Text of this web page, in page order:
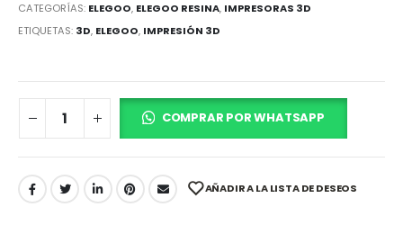
CATEGORÍAS: ELEGOO, ELEGOO RESINA, IMPRESORAS 3D
ETIQUETAS: 3D, ELEGOO, IMPRESIÓN 3D
COMPRAR POR WHATSAPP
AÑADIR A LA LISTA DE DESEOS